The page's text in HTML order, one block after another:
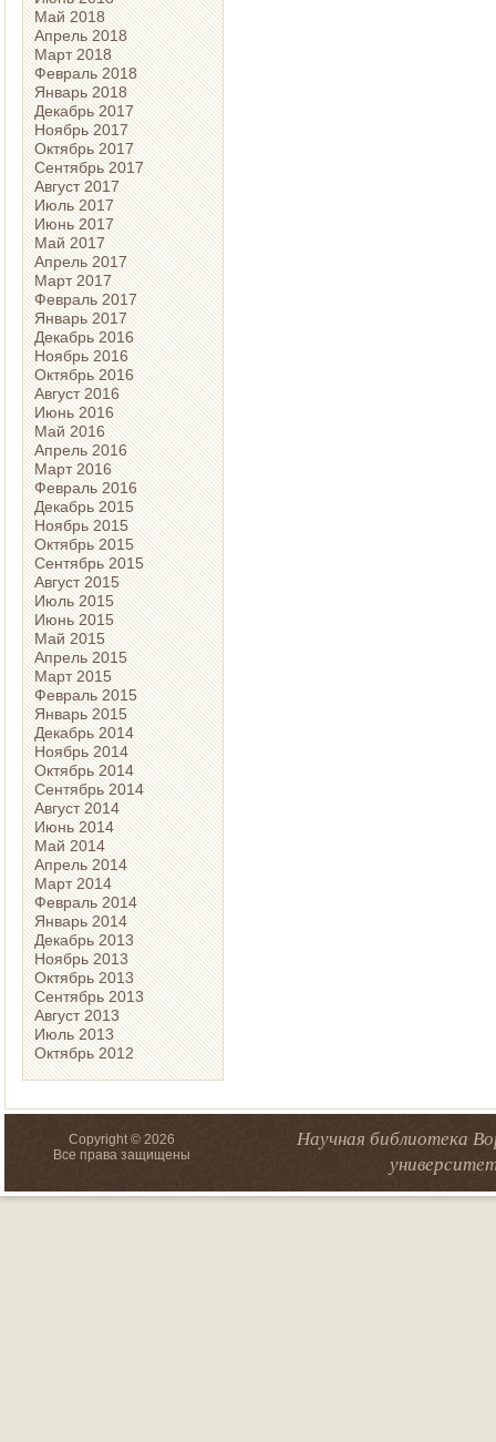
Май 2018
Апрель 2018
Март 2018
Февраль 2018
Январь 2018
Декабрь 2017
Ноябрь 2017
Октябрь 2017
Сентябрь 2017
Август 2017
Июль 2017
Июнь 2017
Май 2017
Апрель 2017
Март 2017
Февраль 2017
Январь 2017
Декабрь 2016
Ноябрь 2016
Октябрь 2016
Август 2016
Июнь 2016
Май 2016
Апрель 2016
Март 2016
Февраль 2016
Декабрь 2015
Ноябрь 2015
Октябрь 2015
Сентябрь 2015
Август 2015
Июль 2015
Июнь 2015
Май 2015
Апрель 2015
Март 2015
Февраль 2015
Январь 2015
Декабрь 2014
Ноябрь 2014
Октябрь 2014
Сентябрь 2014
Август 2014
Июнь 2014
Май 2014
Апрель 2014
Март 2014
Февраль 2014
Январь 2014
Декабрь 2013
Ноябрь 2013
Октябрь 2013
Сентябрь 2013
Август 2013
Июль 2013
Октябрь 2012
Copyright © 2026
Все права защищены
Научная библиотека